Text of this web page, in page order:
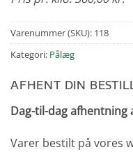
Varenummer (SKU): 118
Kategori: Pålæg
AFHENT DIN
Dag-til-dag afhentning
Varer bestilt på vores